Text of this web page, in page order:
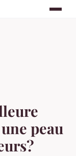
peau